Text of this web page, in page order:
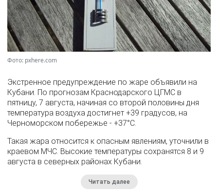
Фото: pxhere.com
Экстренное предупреждение по жаре объявили на
Кубани. По прогнозам Краснодарского ЦГМС в
пятницу, 7 августа, начиная со второй половины дня
температура воздуха достигнет +39 градусов, на
Черноморском побережье - +37°­С.
Такая жара относится к опасным явлениям, уточнили в
краевом МЧС. Высокие температуры сохранятся 8 и 9
августа в северных районах Кубани.
Читать далее